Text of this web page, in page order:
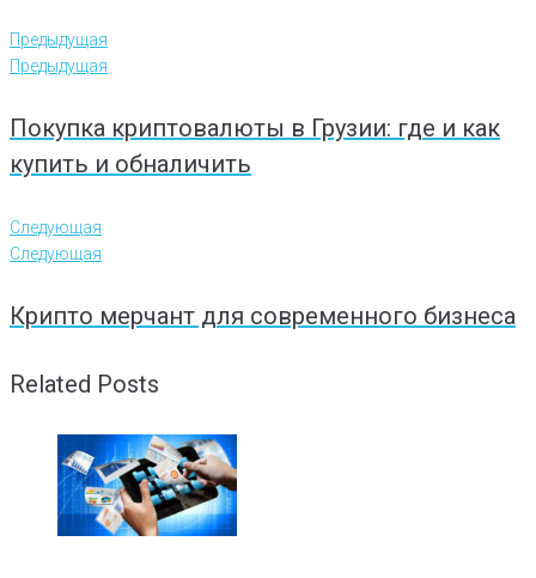
Предыдущая
Предыдущая
Покупка криптовалюты в Грузии: где и как
купить и обналичить
Следующая
Следующая
Крипто мерчант для современного бизнеса
Related Posts